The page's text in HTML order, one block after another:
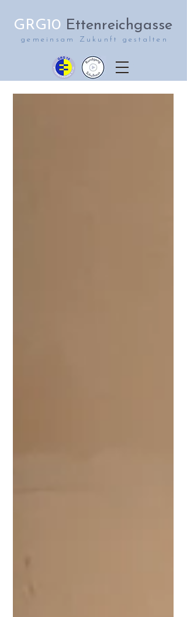
GRG10 Ettenreichgasse
gemeinsam Zukunft gestalten